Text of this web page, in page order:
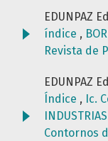
EDUNPAZ
índice ,
Revista de
EDUNPAZ
Índice , Ic.
Contornos